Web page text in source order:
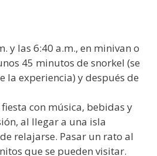
y las 6:40 a.m., en minivan o
45 minutos de snorkel (se
la experiencia) y después de
con música, bebidas y
al llegar a una isla
relajarse. Pasar un rato al
que se pueden visitar.